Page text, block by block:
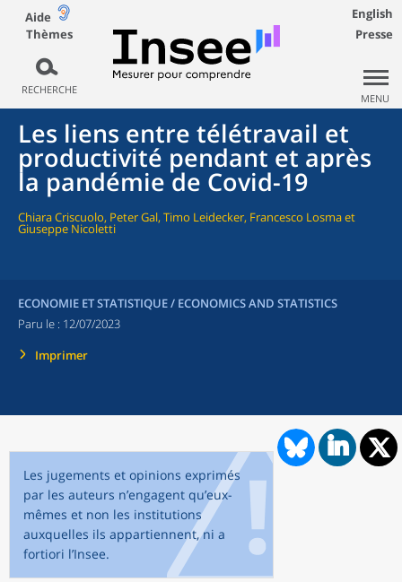
Aide
Thèmes
RECHERCHE
English
Presse
MENU
Les liens entre télétravail et
productivité pendant et après
la pandémie de Covid-19
Chiara Criscuolo, Peter Gal, Timo Leidecker, Francesco Losma et
Giuseppe Nicoletti
ECONOMIE ET STATISTIQUE / ECONOMICS AND STATISTICS
Paru le : 12/07/2023
Imprimer
Les jugements et opinions exprimés
par les auteurs n’engagent qu’eux-
mêmes et non les institutions
auxquelles ils appartiennent, ni a
fortiori l’Insee.